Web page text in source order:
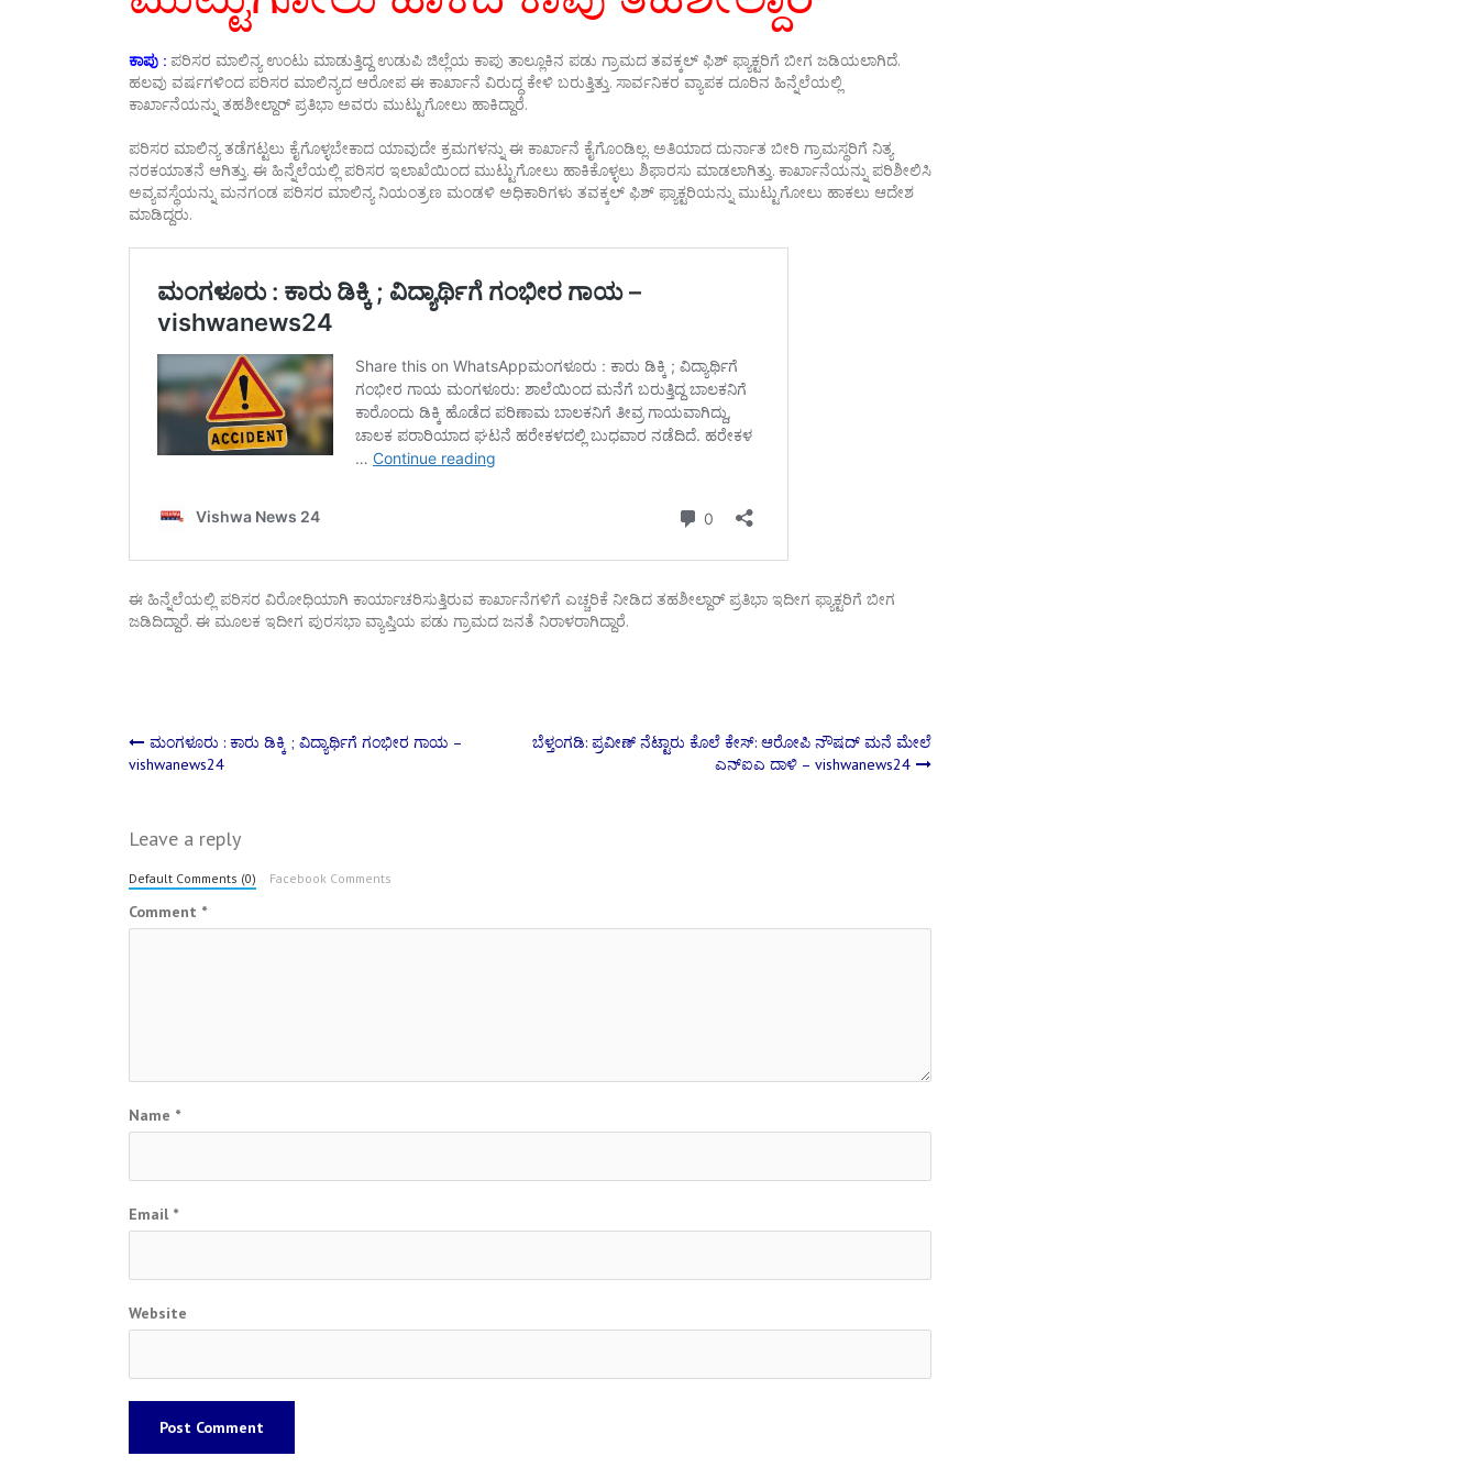
ಕಾಪು : ಪರಿಸರ ಮಾಲಿನ್ಯ ಉಂಟು ಮಾಡುತ್ತಿದ್ದ ಉಡುಪಿ ಜಿಲ್ಲೆಯ ಕಾಪು ತಾಲ್ಲೂಕಿನ ಪಡು ಗ್ರಾಮದ ತವಕ್ಕಲ್ ಫಿಶ್ ಫ್ಯಾಕ್ಟರಿಗೆ ಬೀಗ ಜಡಿಯಲಾಗಿದೆ.
ಹಲವು ವರ್ಷಗಳಿಂದ ಪರಿಸರ ಮಾಲಿನ್ಯದ ಆರೋಪ ಈ ಕಾರ್ಖಾನೆ ವಿರುದ್ಧ ಕೇಳಿ ಬರುತ್ತಿತ್ತು. ಸಾರ್ವನಿಕರ ವ್ಯಾಪಕ ದೂರಿನ ಹಿನ್ನೆಲೆಯಲ್ಲಿ
ಕಾರ್ಖಾನೆಯನ್ನು ತಹಶೀಲ್ದಾರ್ ಪ್ರತಿಭಾ ಅವರು ಮುಟ್ಟುಗೋಲು ಹಾಕಿದ್ದಾರೆ.
ಪರಿಸರ ಮಾಲಿನ್ಯ ತಡೆಗಟ್ಟಲು ಕೈಗೊಳ್ಳಬೇಕಾದ ಯಾವುದೇ ಕ್ರಮಗಳನ್ನು ಈ ಕಾರ್ಖಾನೆ ಕೈಗೊಂಡಿಲ್ಲ. ಅತಿಯಾದ ದುರ್ನಾತ ಬೀರಿ ಗ್ರಾಮಸ್ಥರಿಗೆ ನಿತ್ಯ
ನರಕಯಾತನೆ ಆಗಿತ್ತು. ಈ ಹಿನ್ನೆಲೆಯಲ್ಲಿ ಪರಿಸರ ಇಲಾಖೆಯಿಂದ ಮುಟ್ಟುಗೋಲು ಹಾಕಿಕೊಳ್ಳಲು ಶಿಫಾರಸು ಮಾಡಲಾಗಿತ್ತು. ಕಾರ್ಖಾನೆಯನ್ನು ಪರಿಶೀಲಿಸಿ
ಅವ್ಯವಸ್ಥೆಯನ್ನು ಮನಗಂಡ ಪರಿಸರ ಮಾಲಿನ್ಯ ನಿಯಂತ್ರಣ ಮಂಡಳಿ ಅಧಿಕಾರಿಗಳು ತವಕ್ಕಲ್ ಫಿಶ್ ಫ್ಯಾಕ್ಟರಿಯನ್ನು ಮುಟ್ಟುಗೋಲು ಹಾಕಲು ಆದೇಶ
ಮಾಡಿದ್ದರು.
ಈ ಹಿನ್ನೆಲೆಯಲ್ಲಿ ಪರಿಸರ ವಿರೋಧಿಯಾಗಿ ಕಾರ್ಯಾಚರಿಸುತ್ತಿರುವ ಕಾರ್ಖಾನೆಗಳಿಗೆ ಎಚ್ಚರಿಕೆ ನೀಡಿದ ತಹಶೀಲ್ದಾರ್ ಪ್ರತಿಭಾ ಇದೀಗ ಫ್ಯಾಕ್ಟರಿಗೆ ಬೀಗ
ಜಡಿದಿದ್ದಾರೆ. ಈ ಮೂಲಕ ಇದೀಗ ಪುರಸಭಾ ವ್ಯಾಪ್ತಿಯ ಪಡು ಗ್ರಾಮದ ಜನತೆ ನಿರಾಳರಾಗಿದ್ದಾರೆ.
Post
ಮಂಗಳೂರು : ಕಾರು ಡಿಕ್ಕಿ ; ವಿದ್ಯಾರ್ಥಿಗೆ ಗಂಭೀರ ಗಾಯ –
vishwanews24
ಬೆಳ್ತಂಗಡಿ: ಪ್ರವೀಣ್ ನೆಟ್ಟಾರು ಕೊಲೆ ಕೇಸ್: ಆರೋಪಿ ನೌಷದ್ ಮನೆ ಮೇಲೆ
ಎನ್‌ಐಎ ದಾಳಿ – vishwanews24
Leave a reply
Default Comments (0) Facebook Comments
Comment *
Name *
Email *
Website